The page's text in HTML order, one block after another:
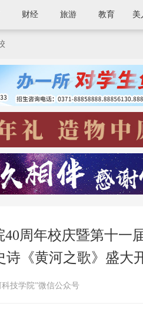
财经 旅游 教育 美
周年校庆暨第十一
《黄河之歌》盛大
科技学院”微信公众号